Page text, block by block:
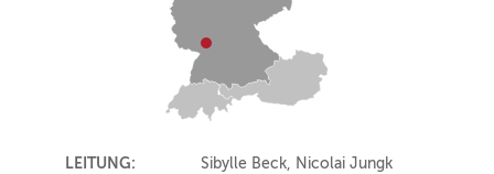
LEITUNG:
Sibylle Beck, Nicolai Jungk